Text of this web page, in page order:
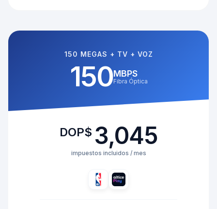
150 MEGAS + TV + VOZ
150MBPS
Fibra Óptica
DOP$ 3,045
impuestos incluidos / mes